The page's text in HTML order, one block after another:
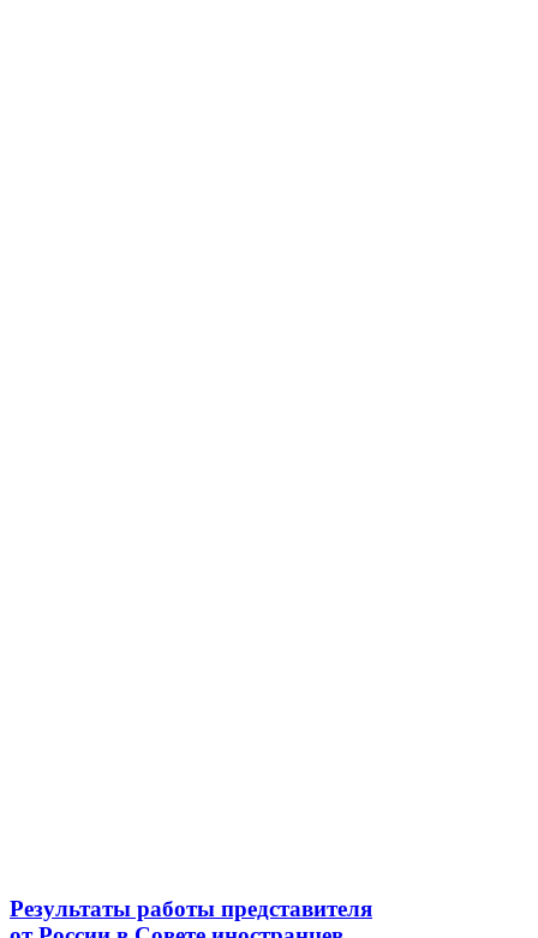
Результаты работы представителя